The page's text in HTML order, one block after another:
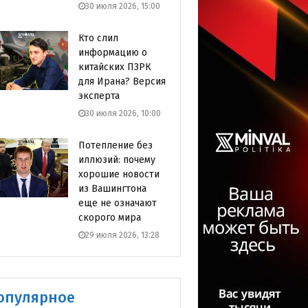
30 июля 2026, 15:00
Кто слил
информацию о
китайских ПЗРК
для Ирана? Версия
эксперта
30 июля 2026, 10:00
Потепление без
иллюзий: почему
хорошие новости
из Вашингтона
еще не означают
скорого мира
29 июля 2026, 13:28